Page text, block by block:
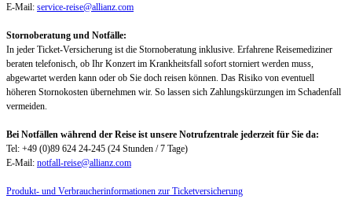
E-Mail: service-reise@allianz.com
Stornoberatung und Notfälle:
In jeder Ticket-Versicherung ist die Stornoberatung inklusive. Erfahrene Reisemediziner
beraten telefonisch, ob Ihr Konzert im Krankheitsfall sofort storniert werden muss,
abgewartet werden kann oder ob Sie doch reisen können. Das Risiko von eventuell
höheren Stornokosten übernehmen wir. So lassen sich Zahlungskürzungen im Schadenfall
vermeiden.
Bei Notfällen während der Reise ist unsere Notrufzentrale jederzeit für Sie da:
Tel: +49 (0)89 624 24-245 (24 Stunden / 7 Tage)
E-Mail: notfall-reise@allianz.com
Produkt- und Verbraucherinformationen zur Ticketversicherung